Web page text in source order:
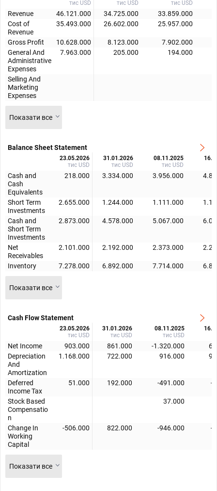
тис USD тис USD тис USD
Revenue 46.121.000 34.725.000 33.859.000
Cost of
Revenue
35.493.000 26.602.000 25.957.000
Gross Profit 10.628.000 8.123.000 7.902.000
General And
Administrative
Expenses
7.963.000 205.000 194.000
Selling And
Marketing
Expenses
Показати все
Balance Sheet Statement
23.05.2026
тис USD
31.01.2026
тис USD
08.11.2025
тис USD
Cash and
Cash
Equivalents
218.000 3.334.000 3.956.000
Short Term
Investments
2.655.000 1.244.000 1.111.000
Cash and
Short Term
Investments
2.873.000 4.578.000 5.067.000
Net
Receivables
2.101.000 2.192.000 2.373.000
Inventory 7.278.000 6.892.000 7.714.000
Показати все
Cash Flow Statement
23.05.2026
тис USD
31.01.2026
тис USD
08.11.2025
тис USD
Net Income 903.000 861.000 -1.320.000
Depreciation
And
Amortization
1.168.000 722.000 916.000
Deferred
Income Tax
51.000 192.000 -491.000 -
Stock Based
Compensatio
n
37.000
Change In
Working
Capital
-506.000 822.000 -946.000 -
Показати все